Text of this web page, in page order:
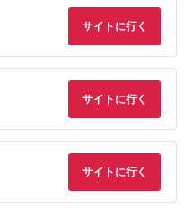
サイトに行く
サイトに行く
サイトに行く